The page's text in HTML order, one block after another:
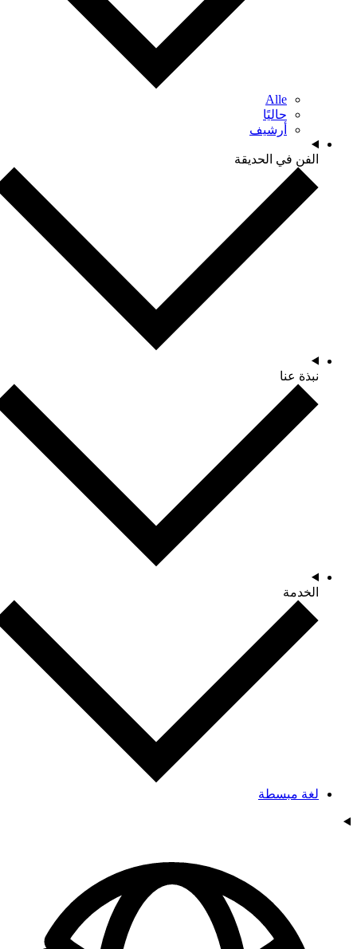
Alle
حاليًا
أرشيف
الفن في الحديقة
نبذة عنا
الخدمة
لغة مبسطة